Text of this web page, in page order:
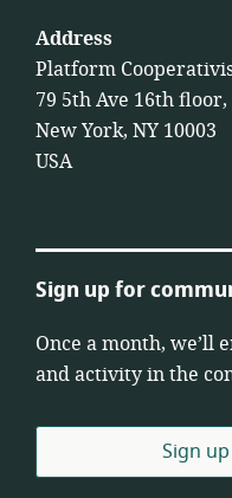
Address
Platform
79 5th Ave 16th floor,
New York, NY 10003
USA
Sign up for
Once a month, we’ll
and activity in the
Sign